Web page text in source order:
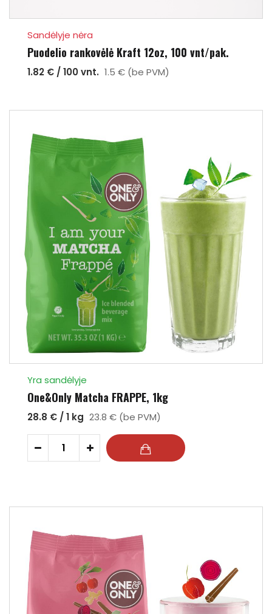
Sandėlyje nėra
Puodelio rankovėlė Kraft 12oz, 100 vnt/pak.
1.82 € / 100 vnt. 1.5 € (be PVM)
Yra sandėlyje
One&Only Matcha FRAPPE, 1kg
28.8 € / 1 kg 23.8 € (be PVM)
- +